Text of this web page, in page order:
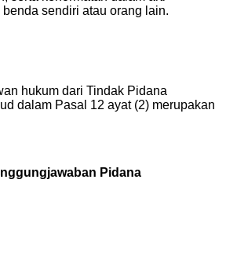
sendiri atau orang lain.
hukum dari Tindak Pidana
dalam Pasal 12 ayat (2) merupakan
Pidana